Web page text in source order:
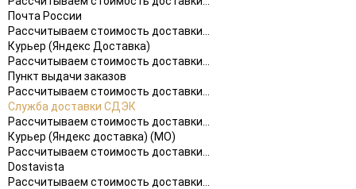
Почта России
Рассчитываем стоимость доставки...
Курьер (Яндекс Доставка)
Рассчитываем стоимость доставки...
Пункт выдачи заказов
Рассчитываем стоимость доставки...
Служба доставки СДЭК
Рассчитываем стоимость доставки...
Курьер (Яндекс доставка) (МО)
Рассчитываем стоимость доставки...
Dostavista
Рассчитываем стоимость доставки...